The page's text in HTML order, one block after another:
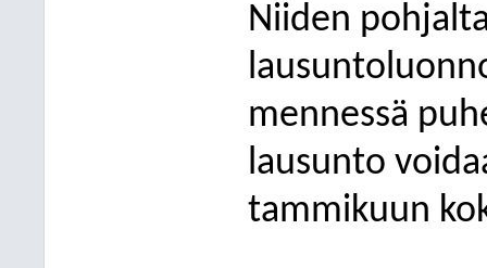
Niiden
mennessä
lausunto
tammikuun